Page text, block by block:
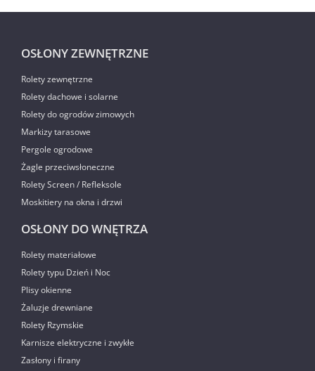
OSŁONY ZEWNĘTRZNE
Rolety zewnętrzne
Rolety dachowe i solarne
Rolety do ogrodów zimowych
Markizy tarasowe
Pergole ogrodowe
Żagle przeciwsłoneczne
Rolety Screen / Refleksole
Moskitiery na okna i drzwi
OSŁONY DO WNĘTRZA
Rolety materiałowe
Rolety typu Dzień i Noc
Plisy okienne
Żaluzje drewniane
Rolety Rzymskie
Karnisze elektryczne i zwykłe
Zasłony i firany